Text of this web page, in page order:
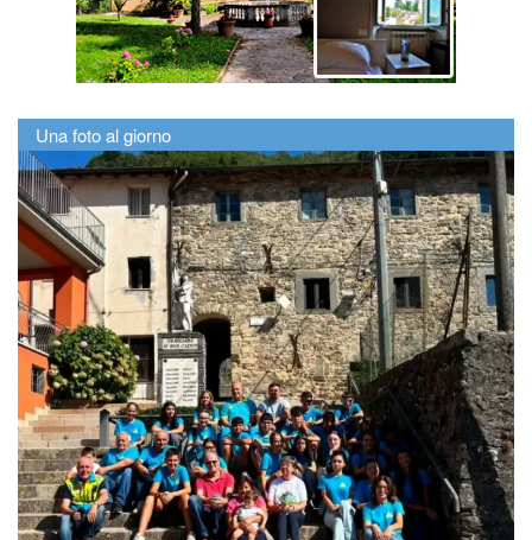
Una foto al giorno